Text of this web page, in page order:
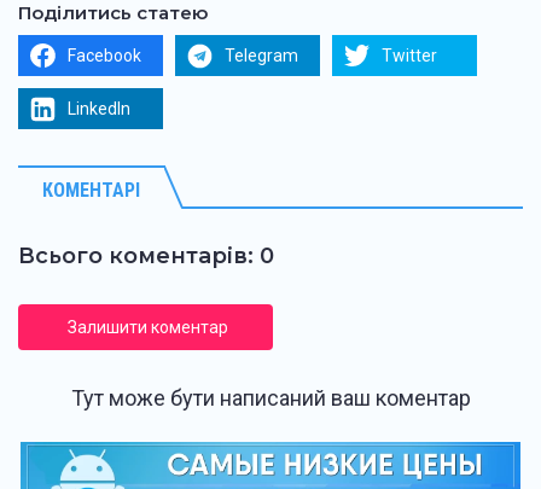
Поділитись статею
Facebook Telegram Twitter
LinkedIn
КОМЕНТАРІ
Всього коментарів: 0
Залишити коментар
Тут може бути написаний ваш коментар